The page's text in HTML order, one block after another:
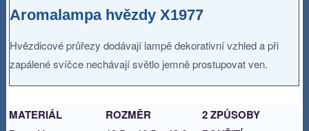
Aromalampa hvězdy X1977
Hvězdicové průřezy dodávají lampě dekorativní vzhled a při
zapálené svíčce nechávají světlo jemně prostupovat ven.
MATERIÁL
ROZMĚR
2 ZPŮSOBY